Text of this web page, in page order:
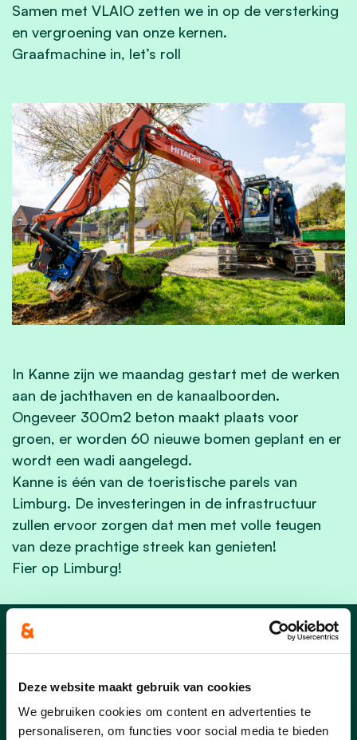
Deze website maakt gebruik van cookies
We gebruiken cookies om content en advertenties te
personaliseren, om functies voor social media te bieden
Samen met VLAIO zetten we in op de versterking
en vergroening van onze kernen.
Graafmachine in, let’s roll
In Kanne zijn we maandag gestart met de werken
aan de jachthaven en de kanaalboorden.
Ongeveer 300m2 beton maakt plaats voor
groen, er worden 60 nieuwe bomen geplant en er
wordt een wadi aangelegd.
Kanne is één van de toeristische parels van
Limburg. De investeringen in de infrastructuur
zullen ervoor zorgen dat men met volle teugen
van deze prachtige streek kan genieten!
Fier op Limburg!
Nieuws uit Riemst